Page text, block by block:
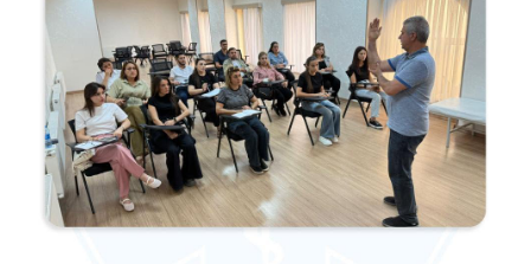
Tibbi maarifləndirmə
Mühüm hadisələr
COVID-19
ÜST